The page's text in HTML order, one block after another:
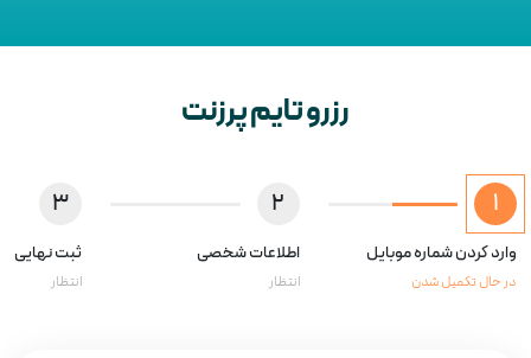
رزرو تایم پرزنت
1
وارد کردن شماره موبایل
در حال تکمیل شدن
2
اطلاعات شخصی
انتظار
3
ثبت نهایی
انتظار